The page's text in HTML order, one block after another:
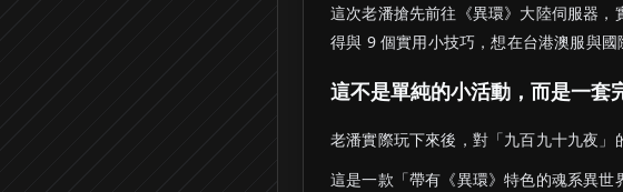
這次老潘搶先前往《異環》大陸伺服器
得與 9 個實用小技巧，想在台港澳服與國
這不是單純的小活動，而是一套
老潘實際玩下來後，對「九百九十九夜」
這是一款「帶有《異環》特色的魂系異世